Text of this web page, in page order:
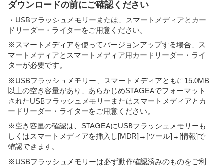
ダウンロードの前にご確認ください
・USBフラッシュメモリーまたは、スマートメディアとカー
ドリーダー・ライターをご用意ください。
※スマートメディアを使ってバージョンアップする場合、ス
マートメディアとスマートメディア用カードリーダー・ライ
ターが必要です。
※USBフラッシュメモリー、スマートメディアともに15.0MB
以上の空き容量があり、あらかじめSTAGEAでフォーマット
されたUSBフラッシュメモリーまたはスマートメディアとカ
ードリーダー・ライターをご用意ください。
※空き容量の確認は、STAGEAにUSBフラッシュメモリーも
しくはスマートメディアを挿入し[MDR]→[ツール]→[情報]で
確認できます。
※USBフラッシュメモリーは必ず動作確認済みのものをご利